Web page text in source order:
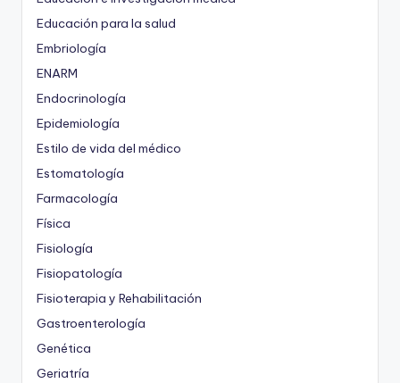
Educación para la salud
Embriología
ENARM
Endocrinología
Epidemiología
Estilo de vida del médico
Estomatología
Farmacología
Física
Fisiología
Fisiopatología
Fisioterapia y Rehabilitación
Gastroenterología
Genética
Geriatría